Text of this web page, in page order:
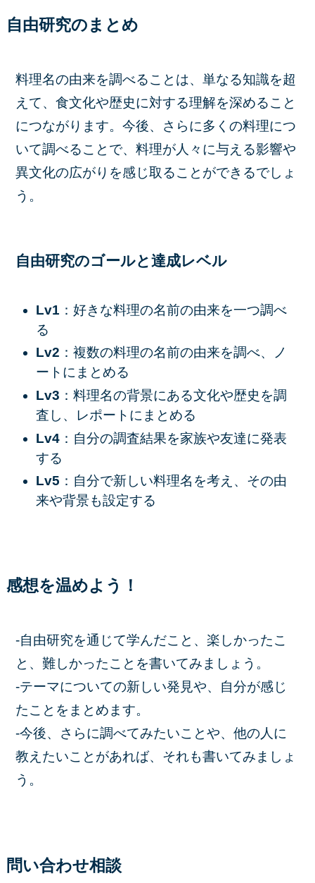
自由研究のまとめ
料理名の由来を調べることは、単なる知識を超
えて、食文化や歴史に対する理解を深めること
につながります。今後、さらに多くの料理につ
いて調べることで、料理が人々に与える影響や
異文化の広がりを感じ取ることができるでしょ
う。
自由研究のゴールと達成レベル
Lv1 ：好きな料理の名前の由来を一つ調べ
る
Lv2 ：複数の料理の名前の由来を調べ、ノ
ートにまとめる
Lv3 ：料理名の背景にある文化や歴史を調
査し、レポートにまとめる
Lv4：自分の調査結果を家族や友達に発表
する
Lv5 ：自分で新しい料理名を考え、その由
来や背景も設定する
感想を温めよう！
-自由研究を通じて学んだこと、楽しかったこ
と、難しかったことを書いてみましょう。
-テーマについての新しい発見や、自分が感じ
たことをまとめます。
-今後、さらに調べてみたいことや、他の人に
教えたいことがあれば、それも書いてみましょ
う。
問い合わせ相談